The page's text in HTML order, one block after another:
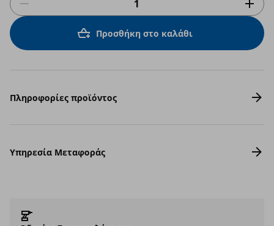
Προσθήκη στο καλάθι
Πληροφορίες προϊόντος
Υπηρεσία Μεταφοράς